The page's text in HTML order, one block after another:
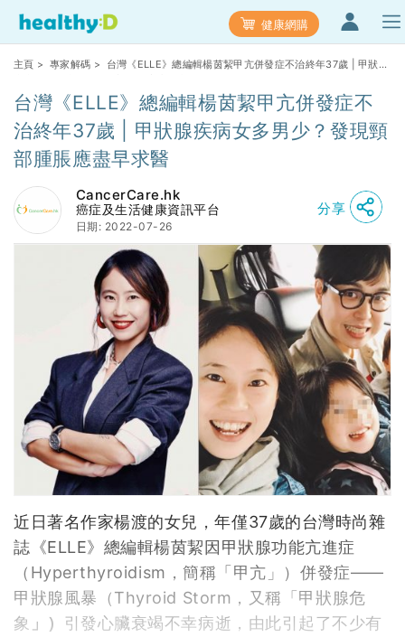
健康網購
主頁 > 專家解碼 > 台灣《ELLE》總編輯楊茵絜甲亢併發症不治終年37歲 | 甲狀腺
台灣《ELLE》總編輯楊茵絜甲亢併發症不
治終年37歲 | 甲狀腺疾病女多男少？發現頸
部腫脹應盡早求醫
CancerCare.hk
癌症及生活健康資訊平台
日期: 2022-07-26
分享
近日著名作家楊渡的女兒，年僅37歲的台灣時尚雜
誌《ELLE》總編輯楊茵絜因甲狀腺功能亢進症
（Hyperthyroidism，簡稱「甲亢」）併發症——
甲狀腺風暴（Thyroid Storm，又稱「甲狀腺危
象 」）
引發心臟衰竭不幸病逝，由此引起了不少有